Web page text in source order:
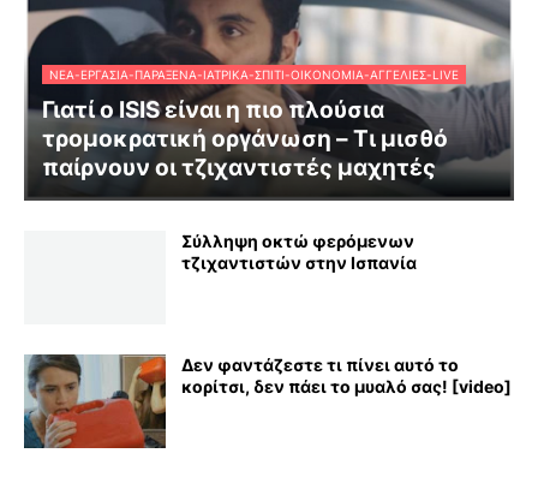
ΝΈΑ-ΕΡΓΑΣΊΑ-ΠΑΡΆΞΕΝΑ-ΙΑΤΡΙΚΆ-ΣΠΊΤΙ-ΟΙΚΟΝΟΜΊΑ-ΑΓΓΕΛΊΕΣ-LIVE
Γιατί ο ISIS είναι η πιο πλούσια
τρομοκρατική οργάνωση – Τι μισθό
παίρνουν οι τζιχαντιστές μαχητές
Σύλληψη οκτώ φερόμενων
τζιχαντιστών στην Ισπανία
Δεν φαντάζεστε τι πίνει αυτό το
κορίτσι, δεν πάει το μυαλό σας! [video]